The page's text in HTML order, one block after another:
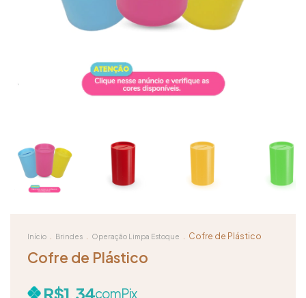
Início . Brindes . Operação Limpa Estoque . Cofre de Plástico
Cofre de Plástico
R$1,34comPix